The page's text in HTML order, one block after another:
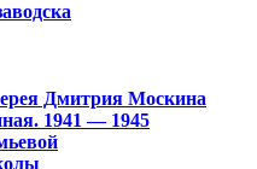
Дмитрия Москина
1941 — 1945